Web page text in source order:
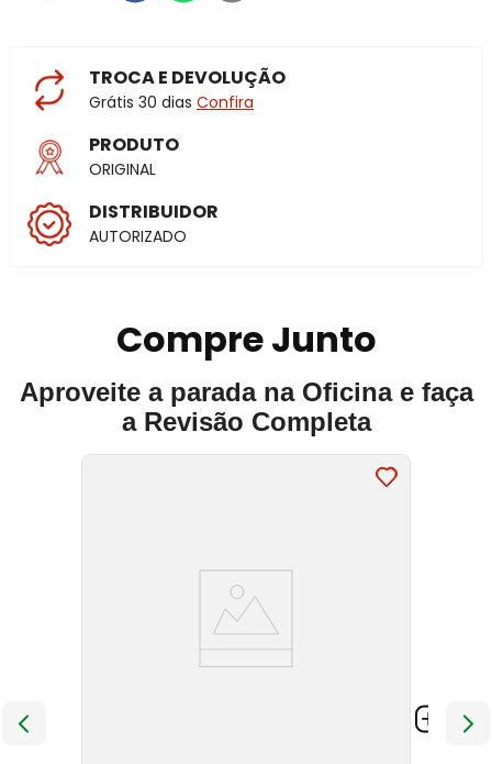
TROCA E DEVOLUÇÃO
Grátis 30 dias Confira
PRODUTO
ORIGINAL
DISTRIBUIDOR
AUTORIZADO
Compre Junto
Aproveite a parada na Oficina e faça
a Revisão Completa